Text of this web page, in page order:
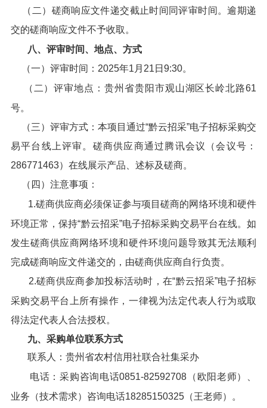
（二）磋商响应文件递交截止时间同评审时间。逾期递
交的磋商响应文件不予收取。
八、评审时间、地点、方式
（一）评审时间：2025年1月21日9:30。
（二）评审地点：贵州省贵阳市观山湖区长岭北路61
号。
（三）评审方式：本项目通过“黔云招采”电子招标采购交
易平台线上评审。磋商供应商通过腾讯会议（会议号：
286771463）在线展示产品、述标及磋商。
（四）注意事项：
1.磋商供应商必须保证参与项目磋商的网络环境和硬件
环境正常，保持“黔云招采”电子招标采购交易平台在线。如
发生磋商供应商网络环境和硬件环境问题导致其无法顺利
完成磋商响应文件递交的，由磋商供应商自行负责。
2.磋商供应商参加投标活动时，在“黔云招采”电子招标
采购交易平台上所有操作，一律视为法定代表人行为或取
得法定代表人合法授权。
九、采购单位联系方式
联系人：贵州省农村信用社联合社集采办
电话：采购咨询电话0851-82592708（欧阳老师）、
业务（技术需求）咨询电话18285150325（王老师）。